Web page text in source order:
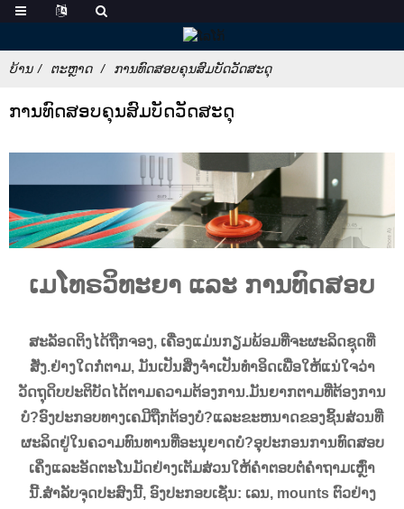
ບ້ານ ຕະຫຼາດ ການທົດສອບຄຸນສົມບັດວັດສະດຸ
ການທົດສອບຄຸນສົມບັດວັດສະດຸ
ເມໂທຣວິທະຍາ ແລະ ການທົດສອບ
ສະລັອດຕິງໄດ້ຖືກຈອງ, ເຄື່ອງແມ່ນກຽມພ້ອມທີ່ຈະຜະລິດຊຸດທີ່
ສັ່ງ.ຢ່າງໃດກໍ່ຕາມ, ມັນເປັນສິ່ງຈໍາເປັນທໍາອິດເພື່ອໃຫ້ແນ່ໃຈວ່າ
ວັດຖຸດິບປະຕິບັດໄດ້ຕາມຄວາມຕ້ອງການ.ມັນຍາກຕາມທີ່ຕ້ອງການ
ບໍ?ອົງປະກອບທາງເຄມີຖືກຕ້ອງບໍ?ແລະຂະຫນາດຂອງຊິ້ນສ່ວນທີ່
ຜະລິດຢູ່ໃນຄວາມທົນທານທີ່ອະນຸຍາດບໍ?ອຸປະກອນການທົດສອບ
ເຄິ່ງແລະອັດຕະໂນມັດຢ່າງເຕັມສ່ວນໃຫ້ຄໍາຕອບຕໍ່ຄໍາຖາມເຫຼົ່າ
ນີ້.ສໍາລັບຈຸດປະສົງນີ້, ອົງປະກອບເຊັ່ນ: ເລນ, mounts ຕົວຢ່າງ